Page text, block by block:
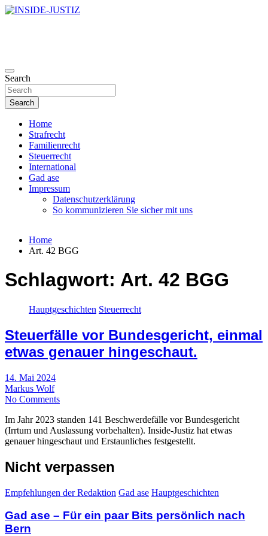
Skip
Search
Search
Home
Strafrecht
Familienrecht
Steuerrecht
International
Gad ase
Impressum
Datenschutzerklärung
So kommunizieren Sie sicher mit uns
Home
Art. 42 BGG
Schlagwort: Art. 42 BGG
Hauptgeschichten Steuerrecht
Steuerfälle vor Bundesgericht, einmal
etwas genauer hingeschaut.
14. Mai 2024
Markus Wolf
No Comments
Im Jahr 2023 standen 141 Beschwerdefälle vor Bundesgericht
(Irrtum und Auslassung vorbehalten). Inside-Justiz hat etwas
genauer hingeschaut und Erstaunliches festgestellt.
Nicht verpassen
Empfehlungen der Redaktion Gad ase Hauptgeschichten
Gad ase – Für ein paar Bits persönlich nach
Bern